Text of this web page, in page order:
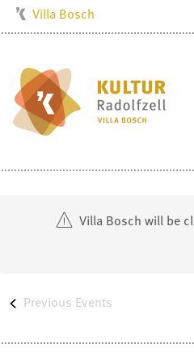
Milchwerk
Musikschule
Stadtarchiv
Villa Bosch
Radolfzell1200Villa Bosch will be
Previous Events